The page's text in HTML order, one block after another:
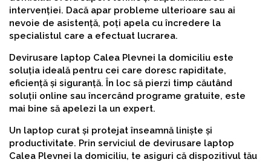
intervenției. Dacă apar probleme ulterioare sau ai
nevoie de asistență, poți apela cu încredere la
specialistul care a efectuat lucrarea.
Devirusare laptop Calea Plevnei la domiciliu este
soluția ideală pentru cei care doresc rapiditate,
eficiență și siguranță. În loc să pierzi timp căutând
soluții online sau încercând programe gratuite, este
mai bine să apelezi la un expert.
Un laptop curat și protejat înseamnă liniște și
productivitate. Prin serviciul de devirusare laptop
Calea Plevnei la domiciliu, te asiguri că dispozitivul tău